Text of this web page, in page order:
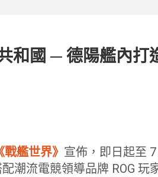
和國 ─ 德陽艦內打
戰艦世界》 宣佈，即日起至
潮流電競領導品牌 ROG 玩